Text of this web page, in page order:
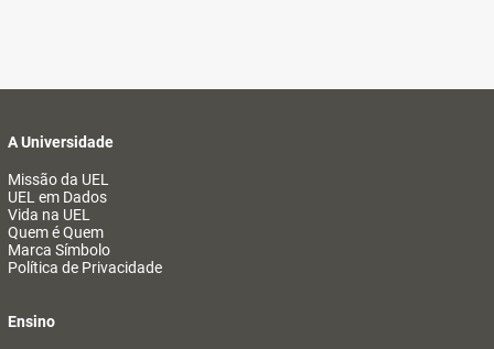
A Universidade
Missão da UEL
UEL em Dados
Vida na UEL
Quem é Quem
Marca Símbolo
Política de Privacidade
Ensino